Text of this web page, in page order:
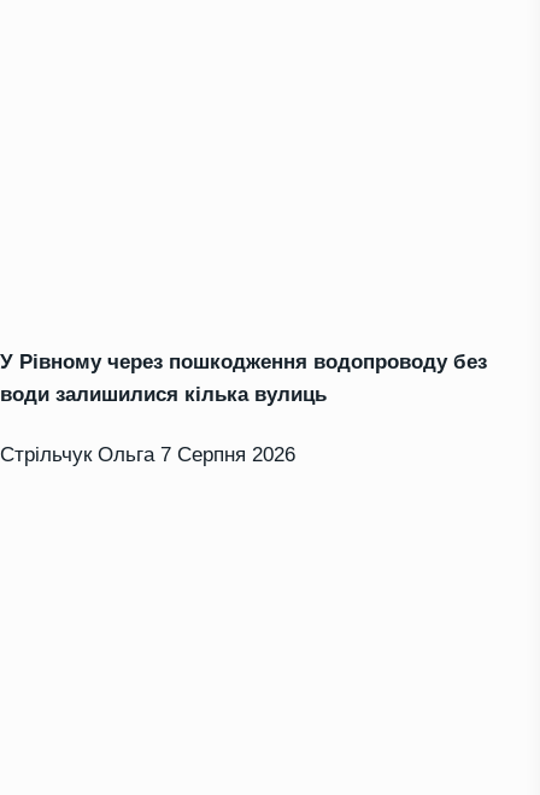
У Рівному через пошкодження водопроводу без
води залишилися кілька вулиць
Стрільчук Ольга 7 Серпня 2026